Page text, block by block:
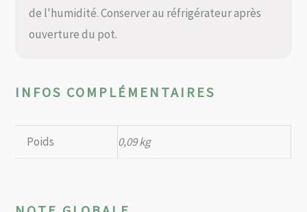
de l'humidité. Conserver au réfrigérateur après
ouverture du pot.
INFOS COMPLÉMENTAIRES
Poids 0,09 kg